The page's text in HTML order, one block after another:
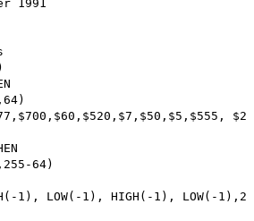
1991
64)
1), LOW(-1), HIGH(-1), LOW(-